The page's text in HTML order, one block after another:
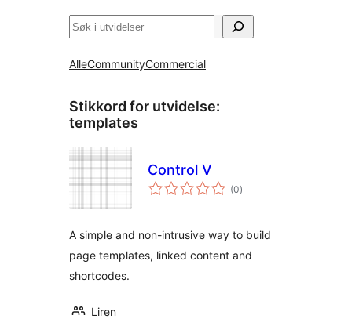
Søk
AlleCommunityCommercial
Stikkord for utvidelse:
templates
Control V
(0totale
vurderinger
)
A simple and non-intrusive way to build
page templates, linked content and
shortcodes.
Liren